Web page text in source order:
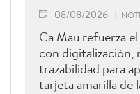
08/08/2026
Ca Mau refuerza
con
trazabilidad para
tarjeta amarilla de